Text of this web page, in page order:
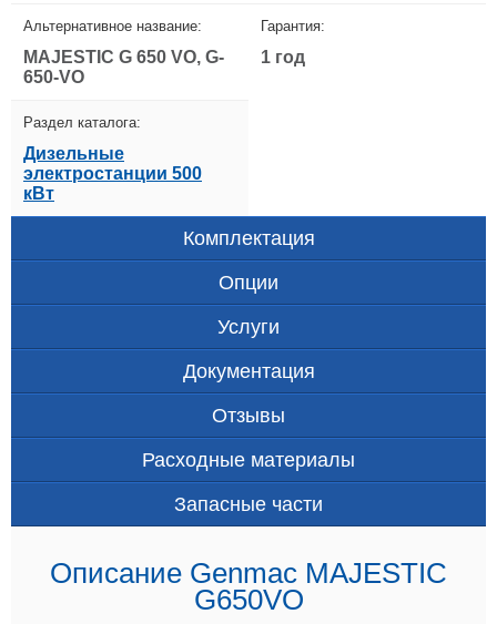
Альтернативное название:
MAJESTIC G 650 VO, G-
650-VO
Гарантия:
1 год
Раздел каталога:
Дизельные
электростанции 500
кВт
Комплектация
Опции
Услуги
Документация
Отзывы
Расходные материалы
Запасные части
Описание Genmac MAJESTIC
G650VO